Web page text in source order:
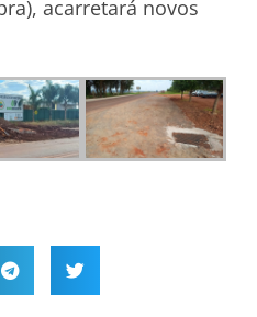
acarretará novos